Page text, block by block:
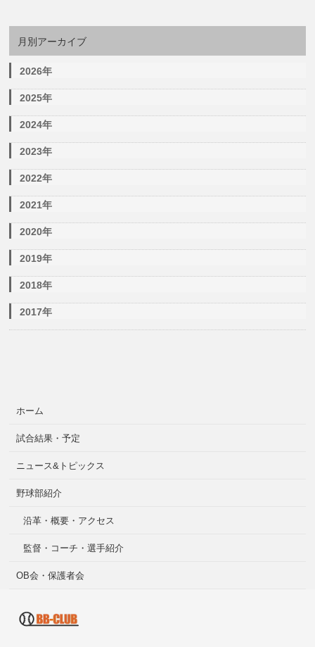
月別アーカイブ
2026年
2025年
2024年
2023年
2022年
2021年
2020年
2019年
2018年
2017年
ホーム
試合結果・予定
ニュース&トピックス
野球部紹介
沿革・概要・アクセス
監督・コーチ・選手紹介
OB会・保護者会